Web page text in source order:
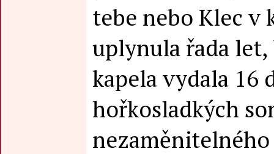
tebe nebo Klec v
uplynula řada
kapela vydala 16
hořkosladkých